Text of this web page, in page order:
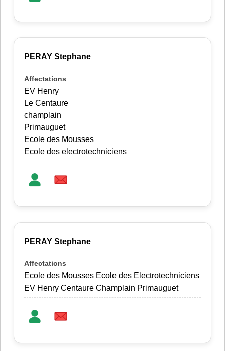
PERAY Stephane
EV Henry
Le Centaure
champlain
Primauguet
Ecole des Mousses
Ecole des electrotechniciens
PERAY Stephane
Ecole des Mousses Ecole des Electrotechniciens
EV Henry Centaure Champlain Primauguet